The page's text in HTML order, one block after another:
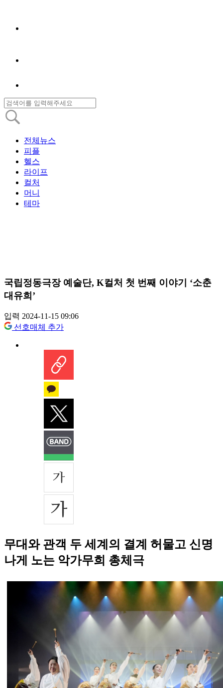
전체뉴스
피플
헬스
라이프
컬처
머니
테마
국립정동극장 예술단, K컬처 첫 번째 이야기 ‘소춘
대유희’
입력 2024-11-15 09:06
선호매체 추가
무대와 관객 두 세계의 결계 허물고 신명
나게 노는 악가무희 총체극